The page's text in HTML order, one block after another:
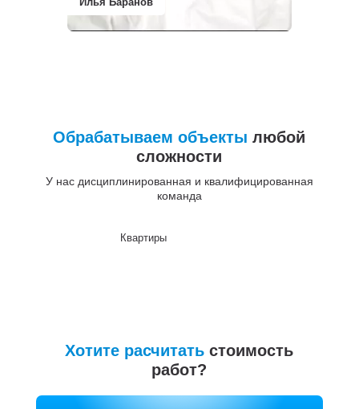
Обрабатываем объекты любой
сложности
У нас дисциплинированная и квалифицированная
команда
Квартиры
Хотите расчитать стоимость
работ?